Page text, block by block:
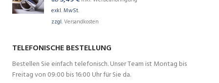
exkl. MwSt.
zzgl.Versandkosten
TELEFONISCHE BESTELLUNG
Bestellen Sie einfach telefonisch. Unser Team ist Montag bis
Freitag von 09:00 bis 16:00 Uhr für Sie da.